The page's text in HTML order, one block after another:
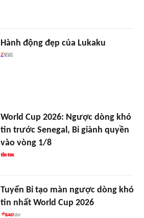
Hành động đẹp của Lukaku
World Cup 2026: Ngược dòng khó
tin trước Senegal, Bỉ giành quyền
vào vòng 1/8
Tuyển Bỉ tạo màn ngược dòng khó
tin nhất World Cup 2026